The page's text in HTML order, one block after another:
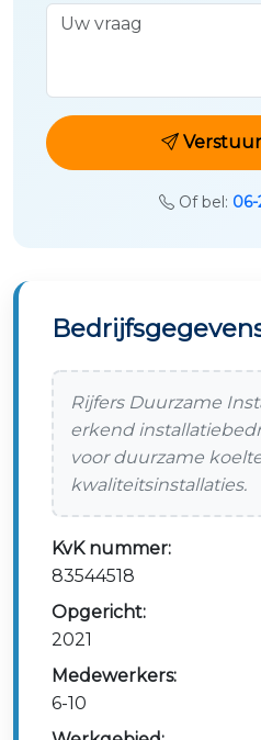
Uw vraag
Of bel:
Rijfers Duurzame
erkend
voor duurzame
kwaliteitsinstallaties.
KvK nummer:
83544518
Opgericht:
2021
Medewerkers:
6-10